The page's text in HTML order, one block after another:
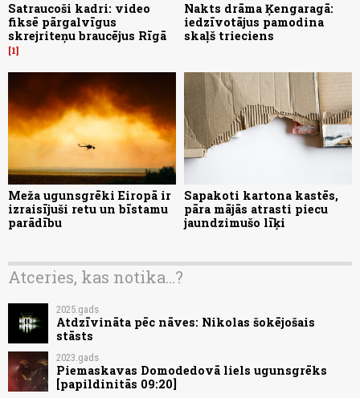
Satraucoši kadri: video
fiksē pārgalvīgus
skrejriteņu braucējus Rīgā
1
Nakts drāma Ķengaragā:
iedzīvotājus pamodina
skaļš trieciens
Meža ugunsgrēki Eiropā ir
izraisījuši retu un bīstamu
parādību
Sapakoti kartona kastēs,
pāra mājās atrasti piecu
jaundzimušo līķi
Atceries, kas notika...?
2025.gads
Atdzīvināta pēc nāves: Nikolas šokējošais
stāsts
2023.gads
Piemaskavas Domodedovā liels ugunsgrēks
[papildinitās 09:20]